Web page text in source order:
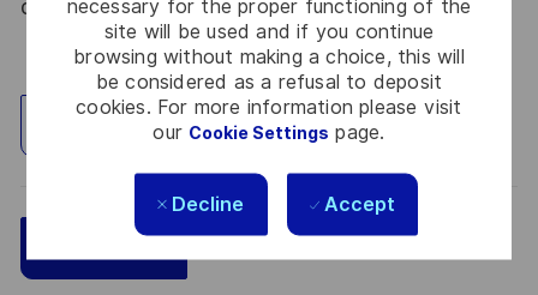
necessary for the proper functioning of the
site will be used and if you continue
browsing without making a choice, this will
be considered as a refusal to deposit
cookies. For more information please visit
our Cookie Settings page.
Decline Accept
du 09 août 2021.
Explore Location